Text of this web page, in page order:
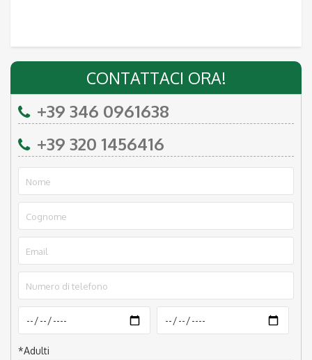
CONTATTACI ORA!
+39 346 0961638
+39 320 1456416
*Adulti